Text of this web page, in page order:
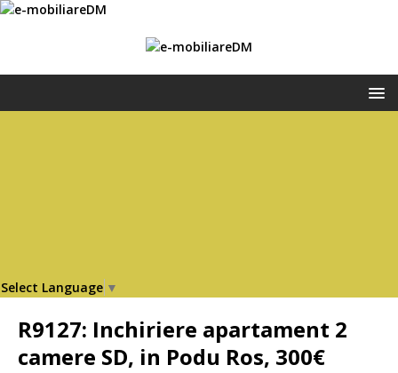
Select Language ▼
R9127: Inchiriere apartament 2
camere SD, in Podu Ros, 300€